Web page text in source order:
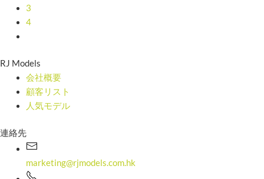
3
4
RJ Models
会社概要
顧客リスト
人気モデル
連絡先
marketing@rjmodels.com.hk